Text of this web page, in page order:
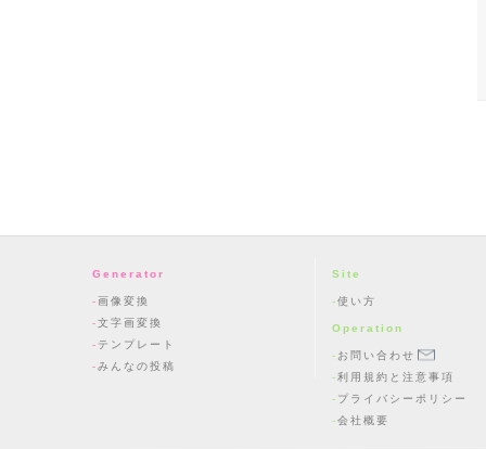
Generator
画像変換
文字画変換
テンプレート
みんなの投稿
Site
使い方
Operation
お問い合わせ
利用規約と注意事項
プライバシーポリシー
会社概要